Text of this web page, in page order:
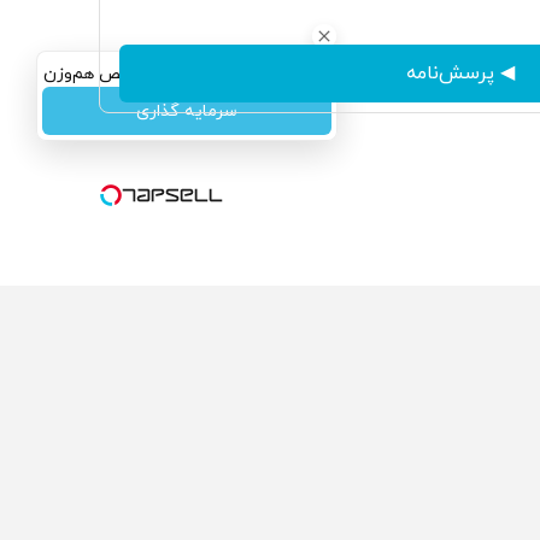
سرمایه‌گذاری همسنگ با شاخص هم‌وزن
سرمایه گذاری
◀ پرسش‌نامه